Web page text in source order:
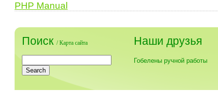
PHP Manual
Поиск /Карта сайта Наши друзья
Гобелены ручной работы